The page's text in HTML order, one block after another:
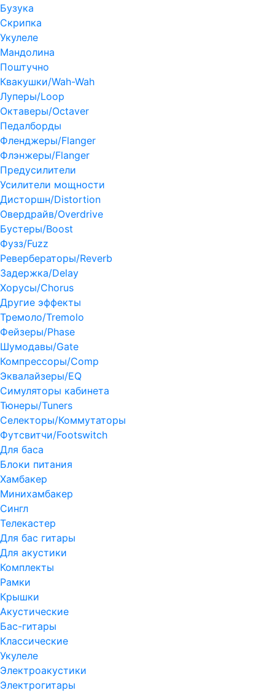
Бузука
Скрипка
Укулеле
Мандолина
Поштучно
Квакушки/Wah-Wah
Луперы/Loop
Октаверы/Octaver
Педалборды
Фленджеры/Flanger
Флэнжеры/Flanger
Предусилители
Усилители мощности
Дисторшн/Distortion
Овердрайв/Overdrive
Бустеры/Boost
Фузз/Fuzz
Ревербераторы/Reverb
Задержка/Delay
Хорусы/Chorus
Другие эффекты
Тремоло/Tremolo
Фейзеры/Phase
Шумодавы/Gate
Компрессоры/Comp
Эквалайзеры/EQ
Симуляторы кабинета
Тюнеры/Tuners
Селекторы/Коммутаторы
Футсвитчи/Footswitch
Для баса
Блоки питания
Хамбакер
Минихамбакер
Сингл
Телекастер
Для бас гитары
Для акустики
Комплекты
Рамки
Крышки
Акустические
Бас-гитары
Классические
Укулеле
Электроакустики
Электрогитары